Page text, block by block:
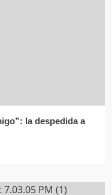
la despedida a